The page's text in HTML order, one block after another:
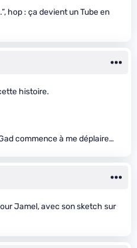
hop : ça devient un Tube en
histoire.
commence à me déplaire…
Jamel, avec son sketch sur